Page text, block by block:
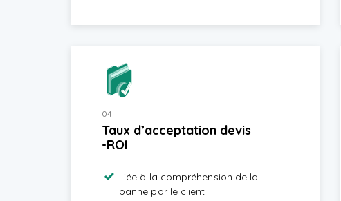
04
Taux d’acceptation devis
-ROI
Liée à la compréhension de la
panne par le client